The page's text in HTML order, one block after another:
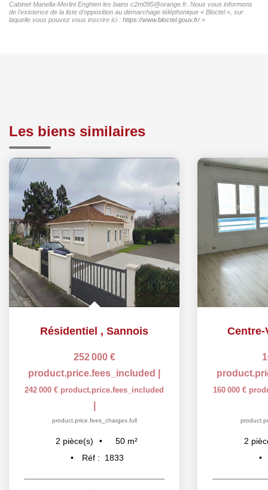
Cabinet Manella-Merlini Enghien les bains c2m095@orange.fr. Nous vous informons
de l'existence de la liste d'opposition au démarchage téléphonique « Bloctel », sur
laquelle vous pouvez vous inscrire ici : https://www.bloctel.gouv.fr/»
Les biens similaires
Résidentiel , Sannois
252 000 €
product.price.fees_included
242 000 € product.price.fees_included
product.price.fees_charges.full
2 pièce(s) 50 m²
Réf :
1833
Centre-
160 000 €
2